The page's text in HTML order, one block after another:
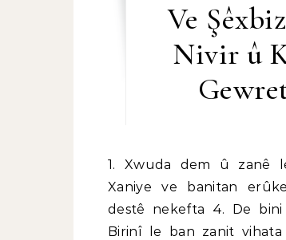
Ve
Nivir û
1. Xwuda dem û zanê le yek vi-xista 2.
Xaniye ve banitan
destê nekefta 4. De bini
Birinî le ban zanit